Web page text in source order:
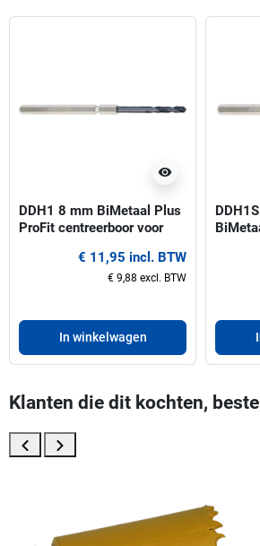
visibility
DDH1 8 mm BiMetaal Plus
ProFit centreerboor voor
€ 11,95 incl. BTW
€ 9,88 excl. BTW
In winkelwagen
14-30
Klanten die dit kochten,